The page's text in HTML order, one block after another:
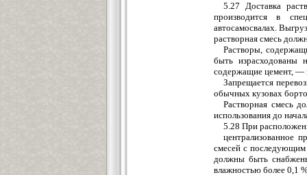
5.27 Доставка
производится в
автосамосвалах.
растворная смесь
Растворы,
быть израсходованы
содержащие цемент, —
Запрещается
обычных кузовах
Растворная смесь
использования до
5.28 При
централизованное
смесей с последующим
должны быть
влажностью более 0,1